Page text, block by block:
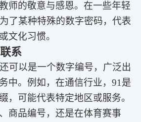
师的敬意与感恩。在一些年轻
了某种特殊的数字密码，代表
文化习惯。
系
可以是一个数字编号，广泛出
中。例如，在通信行业，91是
，可能代表特定地区或服务。
商品编号，还是在体育赛事